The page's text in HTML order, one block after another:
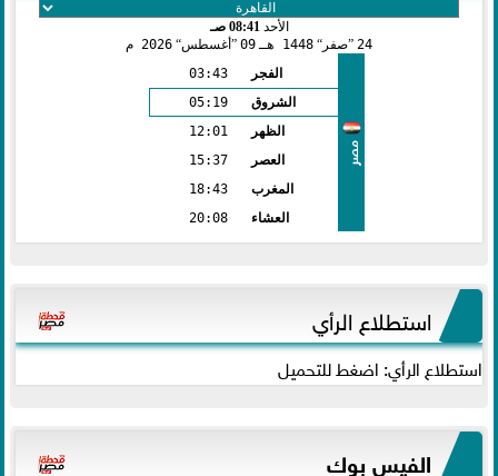
الأحد08:41 صـ
24 صفر 1448 هـ 09 أغسطس 2026 م
مصر
الفجر
03:43
الشروق
05:19
الظهر
12:01
العصر
15:37
المغرب
18:43
العشاء
20:08
استطلاع الرأي
استطلاع الرأي: اضغط للتحميل
الفيس بوك